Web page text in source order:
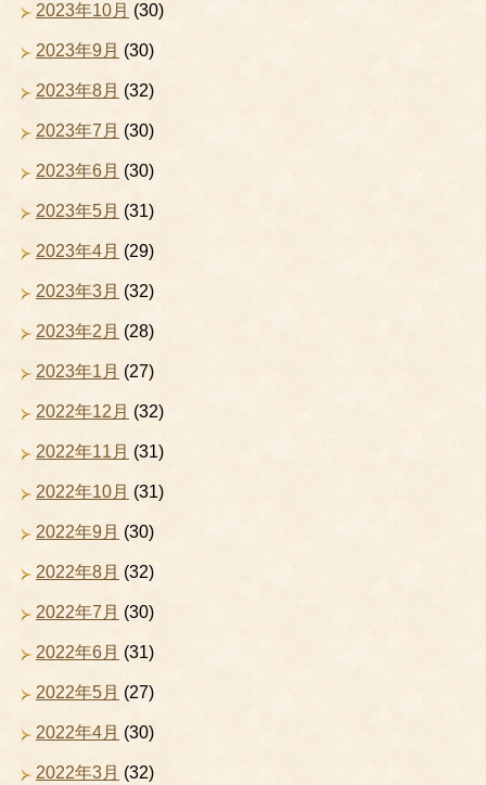
2023年10月 (30)
2023年9月 (30)
2023年8月 (32)
2023年7月 (30)
2023年6月 (30)
2023年5月 (31)
2023年4月 (29)
2023年3月 (32)
2023年2月 (28)
2023年1月 (27)
2022年12月 (32)
2022年11月 (31)
2022年10月 (31)
2022年9月 (30)
2022年8月 (32)
2022年7月 (30)
2022年6月 (31)
2022年5月 (27)
2022年4月 (30)
2022年3月 (32)